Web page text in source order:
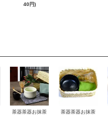
40円)
茶器茶器お抹茶
茶器茶器お抹茶